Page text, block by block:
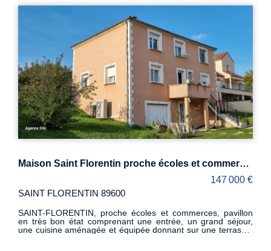
clos avec un puits.
Maison Saint Florentin proche écoles et commerces, 179 m2
147 000 €
SAINT FLORENTIN 89600
SAINT-FLORENTIN, proche écoles et commerces, pavillon
en très bon état comprenant une entrée, un grand séjour,
une cuisine aménagée et équipée donnant sur une terrasse,